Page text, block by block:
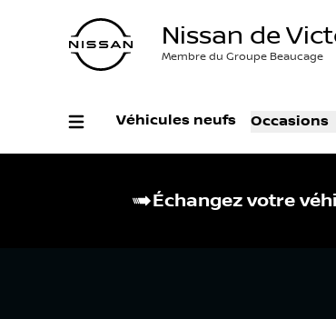
Nissan de
Membre du Groupe Beaucage
Véhicules neufs Occasions
Échangez votre